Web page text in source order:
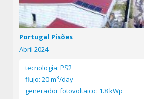
Portugal Pisões
Abril 2024
tecnologia: PS2
flujo: 20 m3/day
generador fotovoltaico: 1.8 kWp